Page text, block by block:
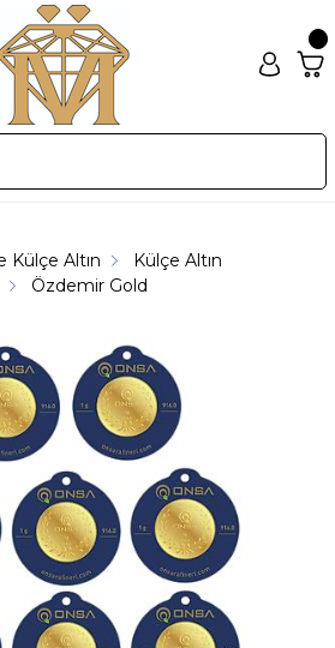
Külçe Altın
Külçe Altın
Özdemir Gold